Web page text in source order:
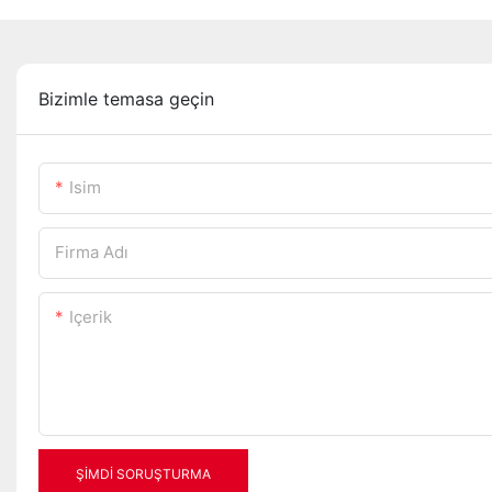
Bizimle temasa geçin
Isim
Firma Adı
Içerik
ŞIMDI SORUŞTURMA